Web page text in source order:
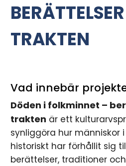
TRAKTEN
Vad innebär
Döden i folkminnet –
trakten är ett
synliggöra hur människor
historiskt har förhållit sig
berättelser, traditioner